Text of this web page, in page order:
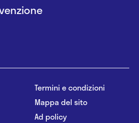
Termini e condizioni
Mappa del sito
Ad policy